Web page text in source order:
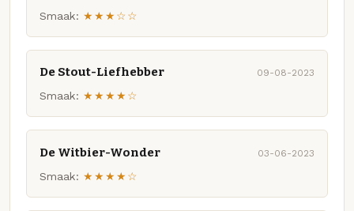
Smaak: ★★★☆☆
De Stout-Liefhebber 09-08-2023
Smaak: ★★★★☆
De Witbier-Wonder 03-06-2023
Smaak: ★★★★☆